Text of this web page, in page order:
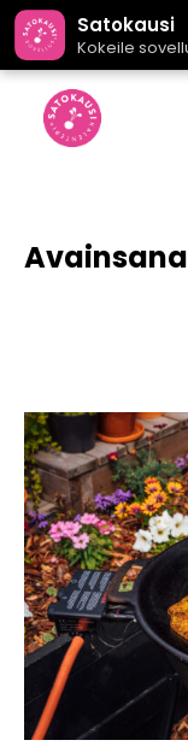
Satokausi
Kokeile